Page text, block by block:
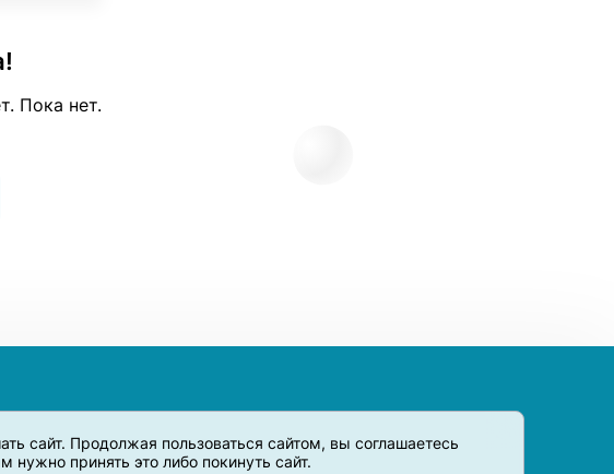
сайт. Продолжая пользоваться сайтом, вы соглашаетесь
принять это либо покинуть сайт.
Пока нет.